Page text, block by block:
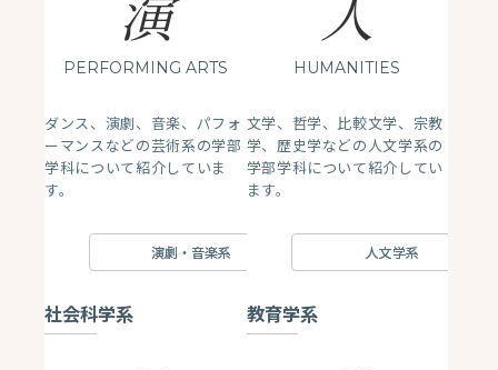
PERFORMING ARTS
ダンス、演劇、音楽、パフォ
ーマンスなどの芸術系の学部
学科について紹介していま
す。
演劇・音楽系
HUMANITIES
文学、哲学、比較文学、宗教
学、歴史学などの人文学系の
学部学科について紹介してい
ます。
人文学系
社会科学系 教育学系